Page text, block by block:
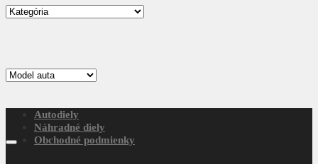
Autodiely
Náhradné diely
Obchodné podmienky